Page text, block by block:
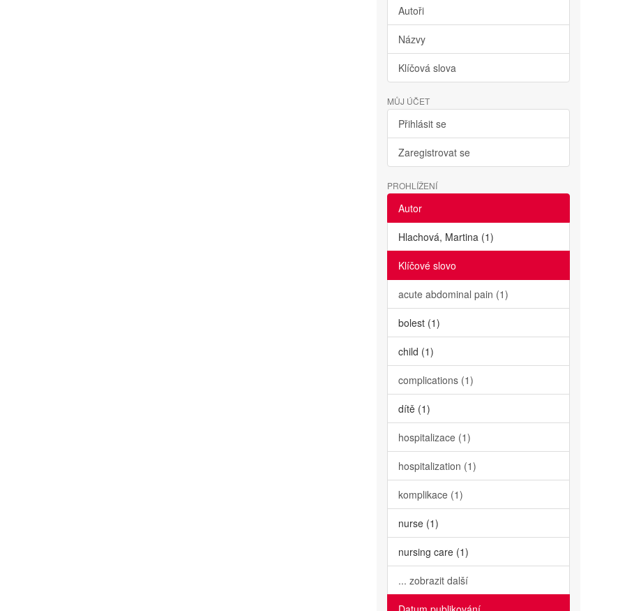
Autoři
Názvy
Klíčová slova
MŮJ ÚČET
Přihlásit se
Zaregistrovat se
PROHLÍŽENÍ
Autor
Hlachová, Martina (1)
Klíčové slovo
acute abdominal pain (1)
bolest (1)
child (1)
complications (1)
dítě (1)
hospitalizace (1)
hospitalization (1)
komplikace (1)
nurse (1)
nursing care (1)
... zobrazit další